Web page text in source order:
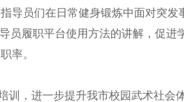
导员们在日常健身锻炼中面对突
员履职平台使用方法的讲解，促
率。
训，进一步提升我市校园武术社会